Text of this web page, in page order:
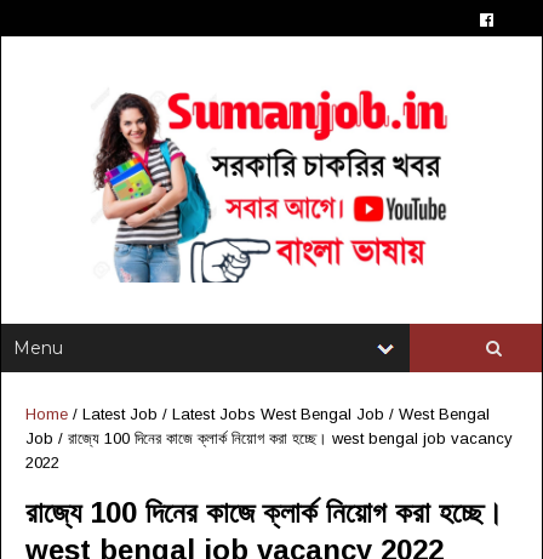
Home / Latest Job / Latest Jobs West Bengal Job / West Bengal
Job / রাজ্যে 100 দিনের কাজে ক্লার্ক নিয়োগ করা হচ্ছে। west bengal job vacancy
2022
রাজ্যে 100 দিনের কাজে ক্লার্ক নিয়োগ করা হচ্ছে।
west bengal job vacancy 2022